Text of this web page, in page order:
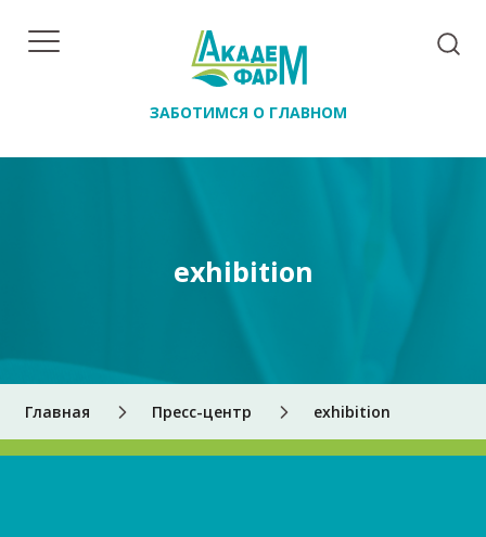
ЗАБОТИМСЯ О ГЛАВНОМ
Главная Пресс-центр exhibition
exhibition